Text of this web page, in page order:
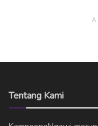
Tentang Kami